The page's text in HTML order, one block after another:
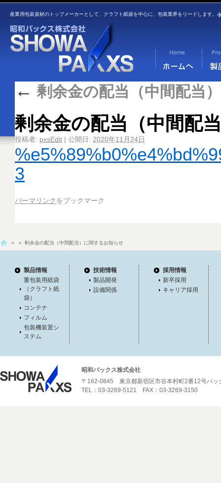
産業用包装資材のトップメーカーとして、クラフト紙袋を中心に、包装業界をリードします。
← 剰余金の配当（中間配当
剰余金の配当（中間配
投稿者: pxsEdit | 公開日: 2020年11月24日
3
パーマリンク をブックマーク
» » 剰余金の配当（中間配当）に関するお知らせ
製品情報
重包装用紙袋
（クラフト紙
袋）
コンテナ
フィルム
包装機装置シ
ステム
技術情報
製品開発
設備関係
採用情報
新卒採用
キャリア採用
昭和パックス株式会社
〒162-0845 東京都新宿区市谷本村町2番12号パッ
TEL：03-3269-5121 FAX：03-3269-3150